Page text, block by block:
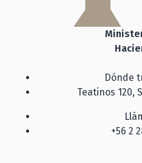
Dónde
Teatinos 120,
+56 2